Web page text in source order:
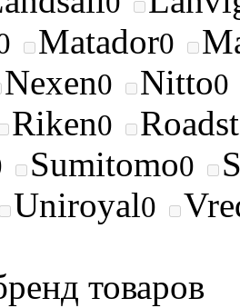
Matador0
Nexen0 Nitto0
Riken0
Sumitomo0
Uniroyal0
товаров